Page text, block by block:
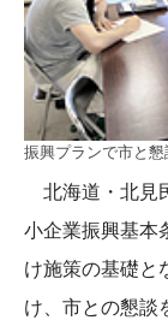
振興プランで市と
北海道・北見
小企業振興基本
け施策の基礎と
け、市との懇談